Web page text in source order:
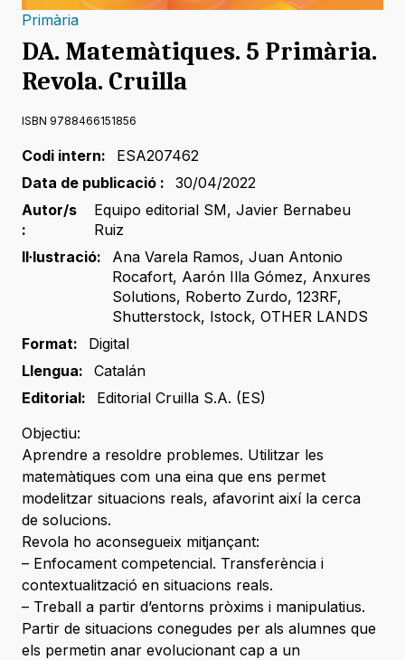
Primària
DA. Matemàtiques. 5 Primària.
Revola. Cruilla
ISBN 9788466151856
Codi intern:
ESA207462
Data de publicació :
30/04/2022
Autor/s
:
Equipo editorial SM,Javier Bernabeu
Ruiz
Il·lustració:
Ana Varela Ramos, Juan Antonio
Rocafort, Aarón Illa Gómez, Anxures
Solutions, Roberto Zurdo, 123RF,
Shutterstock, Istock, OTHER LANDS
Format:
Digital
Llengua:
Catalán
Editorial:
Editorial Cruilla S.A. (ES)
Objectiu:
Aprendre a resoldre problemes. Utilitzar les
matemàtiques com una eina que ens permet
modelitzar situacions reals, afavorint així la cerca
de solucions.
Revola ho aconsegueix mitjançant:
– Enfocament competencial. Transferència i
contextualització en situacions reals.
– Treball a partir d’entorns pròxims i manipulatius.
Partir de situacions conegudes per als alumnes que
els permetin anar evolucionant cap a un